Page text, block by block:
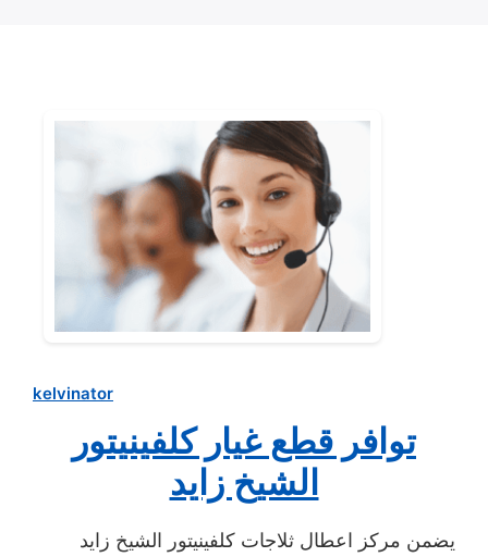
kelvinator
توافر قطع غيار كلفينيتور
الشيخ زايد
يضمن مركز اعطال ثلاجات كلفينيتور الشيخ زايد